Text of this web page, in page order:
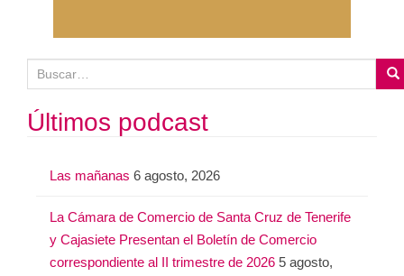
u
sÚltimos podcast
Las mañanas 6 agosto, 2026
La Cámara de Comercio de Santa Cruz de Tenerife
y Cajasiete Presentan el Boletín de Comercio
correspondiente al II trimestre de 2026 5 agosto,